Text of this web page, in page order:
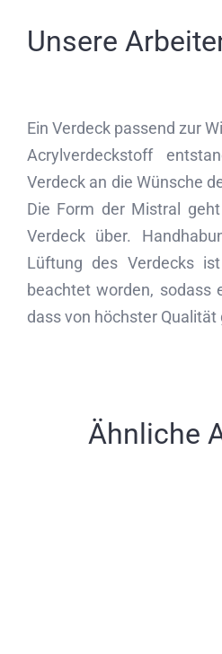
Unsere
Ein Verdeck passend zur
Acrylverdeckstoff
Verdeck an die Wünsche
Die Form der Mistral
Verdeck über.
Lüftung des Verdecks
beachtet worden, sodass
dass von höchster Qualität
Ähnliche